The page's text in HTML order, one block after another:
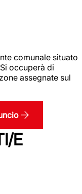
comunale situato
occuperà di
assegnate sul
E